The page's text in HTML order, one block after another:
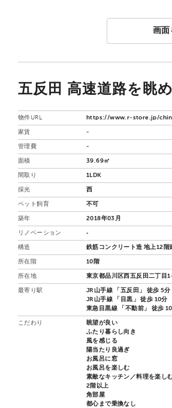
画面
五反田 高速道路を眺
物件URL https://www.r-store.jp/
家賃 -
管理費 -
面積 39.69㎡
間取り 1LDK
採光 西
ペット飼育 不可
築年 2018年03月
リノベーション ‐
構造 鉄筋コンクリート造 地上12階
所在階 10階
所在地 東京都品川区西五反田二丁目
最寄り駅
JR山手線 「五反田」 徒歩 5分
JR山手線 「目黒」 徒歩 10分
東急目黒線 「不動前」 徒歩
こだわり
眺望が良い
ふたり暮らし向き
風を感じる
陽当たり良過ぎ
お風呂に窓
お風呂を楽しむ
素敵なキッチン／料理を楽し
2階以上
角部屋
都心まで乗換なし